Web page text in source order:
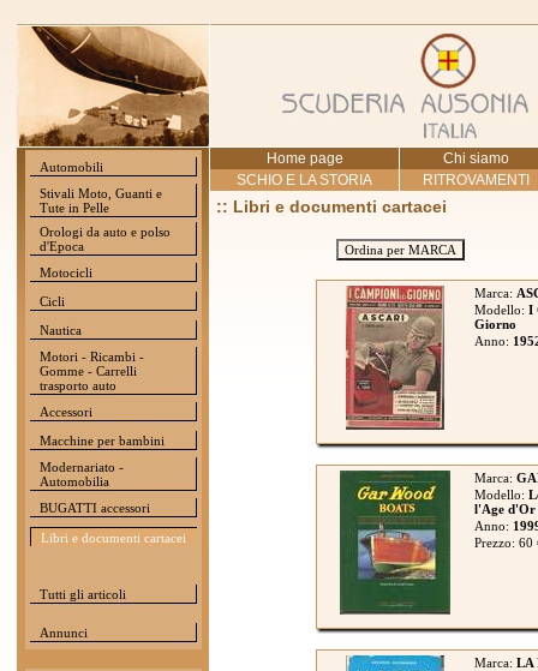
Automobili
Stivali Moto, Guanti e
Tute in Pelle
Orologi da auto e polso
d'Epoca
Motocicli
Cicli
Nautica
Motori - Ricambi -
Gomme - Carrelli
trasporto auto
Accessori
Macchine per bambini
Modernariato -
Automobilia
BUGATTI accessori
Libri e documenti cartacei
Tutti gli articoli
Annunci
Home page
Chi siamo
SCHIO E LA STORIA
RITROVAMENTI
:: Libri e documenti cartacei
Ordina per MARCA
Marca:
Modello: I
Giorno
Anno:
Marca:
Modello:
l'Age d'Or
Anno:
Prezzo: 60
Marca: LA